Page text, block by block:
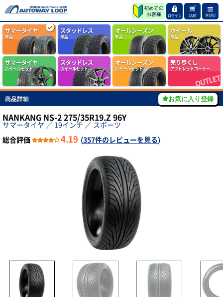
ログイン CART MENU
サマータイヤ
単品
スタッドレス
単品
オールシーズン
単品
ホイール
単品
サマータイヤ
ホイールセット
スタッドレス
ホイールセット
オールシーズン
ホイールセット
売り尽くし
アウトレットコーナー
商品詳細 お気に入り登録
NANKANG NS-2 275/35R19.Z 96Y
サマータイヤ ／ 19インチ ／ スポーツ
総合評価
4.19 (357件のレビューを見る)